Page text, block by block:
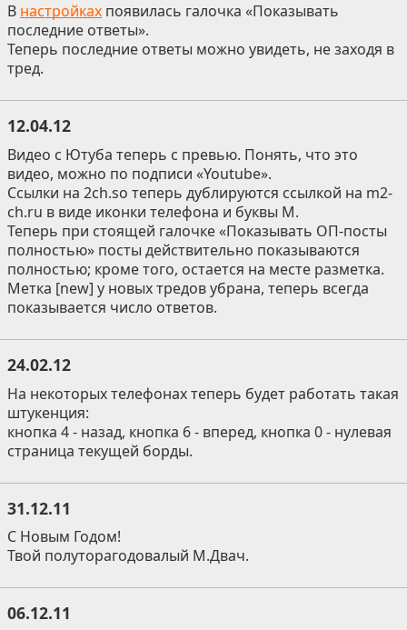
В настройках появилась галочка «Показывать
последние ответы».
Теперь последние ответы можно увидеть, не заходя в
тред.
12.04.12
Видео с Ютуба теперь c превью. Понять, что это
видео, можно по подписи «Youtube».
Ссылки на 2ch.so теперь дублируются ссылкой на m2-
ch.ru в виде иконки телефона и буквы М.
Теперь при стоящей галочке «Показывать ОП-посты
полностью» посты действительно показываются
полностью; кроме того, остается на месте разметка.
Метка [new] у новых тредов убрана, теперь всегда
показывается число ответов.
24.02.12
На некоторых телефонах теперь будет работать такая
штукенция:
кнопка 4 - назад, кнопка 6 - вперед, кнопка 0 - нулевая
страница текущей борды.
31.12.11
С Новым Годом!
Твой полуторагодовалый М.Двач.
06.12.11